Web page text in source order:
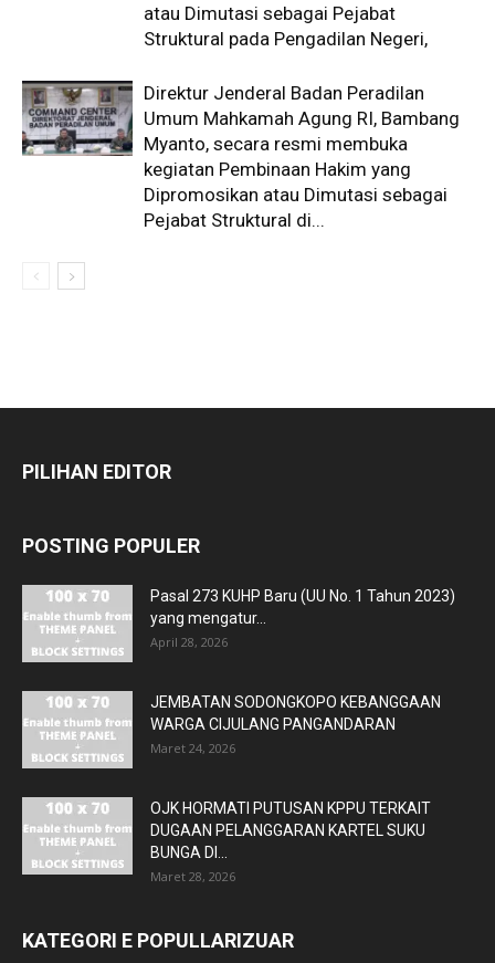
atau Dimutasi sebagai Pejabat
Struktural pada Pengadilan Negeri,
Direktur Jenderal Badan Peradilan
Umum Mahkamah Agung RI, Bambang
Myanto, secara resmi membuka
kegiatan Pembinaan Hakim yang
Dipromosikan atau Dimutasi sebagai
Pejabat Struktural di...
PILIHAN EDITOR
POSTING POPULER
Pasal 273 KUHP Baru (UU No. 1 Tahun 2023)
yang mengatur...
April 28, 2026
JEMBATAN SODONGKOPO KEBANGGAAN
WARGA CIJULANG PANGANDARAN
Maret 24, 2026
OJK HORMATI PUTUSAN KPPU TERKAIT
DUGAAN PELANGGARAN KARTEL SUKU
BUNGA DI...
Maret 28, 2026
KATEGORI E POPULLARIZUAR